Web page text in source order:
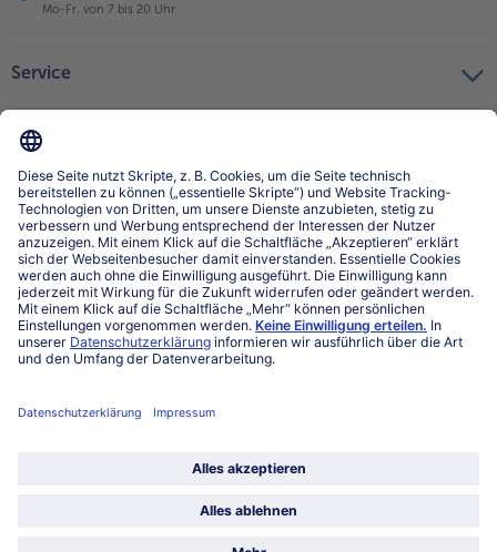
Mo-Fr. von 7 bis 20 Uhr
Service
Über bofrost*
Kategorien
Land / Sprache wählen